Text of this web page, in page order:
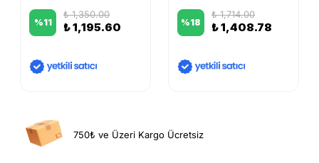
%11
₺ 1,350.00
₺ 1,195.60 %18
₺ 1,714.00
₺ 1,408.78
750₺ ve Üzeri Kargo Ücretsiz